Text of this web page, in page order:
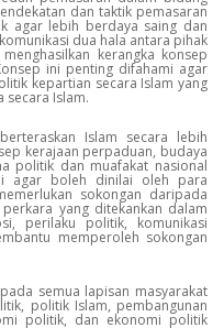
dan taktik pemasaran
agar lebih berdaya saing dan
dua hala antara pihak
kerangka konsep
ini penting difahami agar
kepartian secara Islam yang
secara Islam.
Islam secara lebih
kerajaan perpaduan, budaya
politik dan muafakat nasional
agar boleh dinilai oleh para
sokongan daripada
yang ditekankan dalam
perilaku politik, komunikasi
memperoleh sokongan
semua lapisan masyarakat
politik Islam, pembangunan
politik, dan ekonomi politik